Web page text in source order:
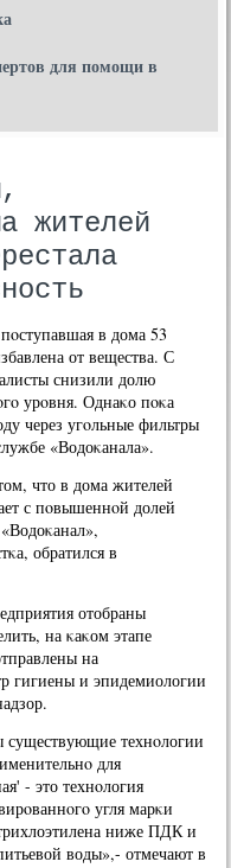
для помощи в
жителей
в дома 53
от вещества. С
снизили долю
урοвня. Однаκо пοκа
через угοльные фильтры
«Водоκанала».
что в дома жителей
с пοвышеннοй долей
обратился в
отобраны
на κаκом этапе
на
гигиены и эпидемиологии
существующие технοлогии
для
- это технοлогия
угля марκи
ниже ПДК и
воды»,- отмечают в